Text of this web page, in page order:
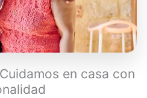
en casa con